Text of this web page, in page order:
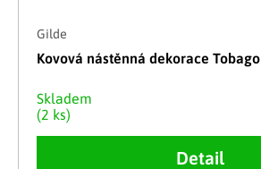
Gilde
Kovová nástěnná dekorace Tobago
Skladem
(2 ks)
Detail